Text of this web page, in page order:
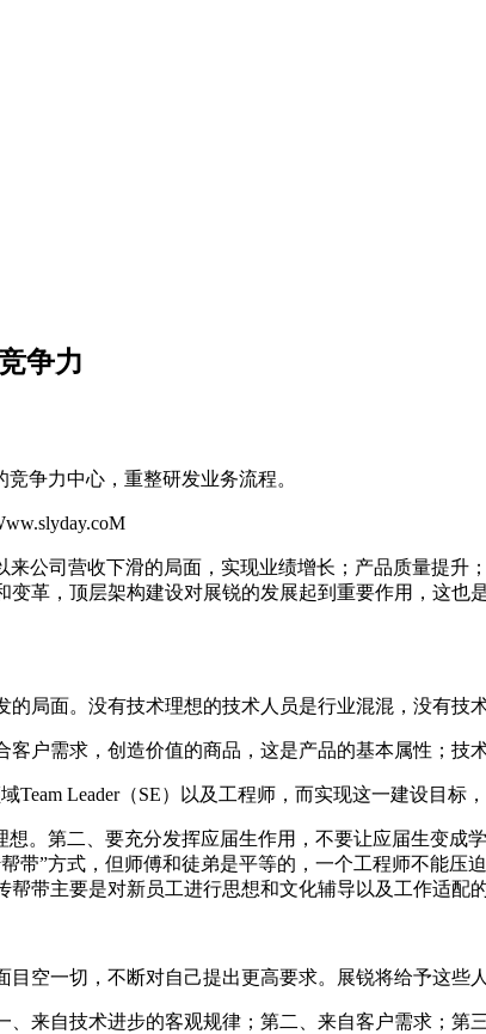
争力
争力中心，重整研发业务流程。
公司营收下滑的局面，实现业绩增长；产品质量提升
革，顶层架构建设对展锐的发展起到重要作用，这也
局面。没有技术理想的技术人员是行业混混，没有技
户需求，创造价值的商品，这是产品的基本属性；技
Leader（SE）以及工程师，而实现这一建设目标
。第二、要充分发挥应届生作用，不要让应届生变成
”方式，但师傅和徒弟是平等的，一个工程师不能压
带主要是对新员工进行思想和文化辅导以及工作适配的
空一切，不断对自己提出更高要求。展锐将给予这些
来自技术进步的客观规律；第二、来自客户需求；第